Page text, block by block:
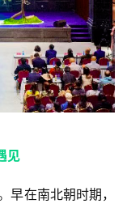
见
早在南北朝时期，